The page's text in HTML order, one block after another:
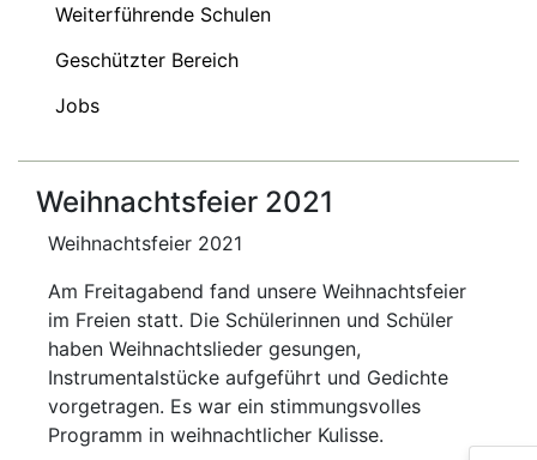
Weiterführende Schulen
Geschützter Bereich
Jobs
Weihnachtsfeier 2021
Weihnachtsfeier 2021
Am Freitagabend fand unsere Weihnachtsfeier
im Freien statt. Die Schülerinnen und Schüler
haben Weihnachtslieder gesungen,
Instrumentalstücke aufgeführt und Gedichte
vorgetragen. Es war ein stimmungsvolles
Programm in weihnachtlicher Kulisse.